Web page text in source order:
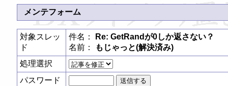
メンテフォーム
対象スレッ
ド
件名：
Re: GetRandが0しか返さない？
名前：
もじゃっと(解決済み)
処理選択
パスワード